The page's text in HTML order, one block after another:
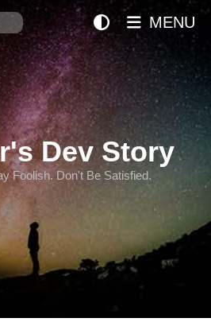
Search
Dev Story
Foolish. Don't Be Satisfied.
MENU